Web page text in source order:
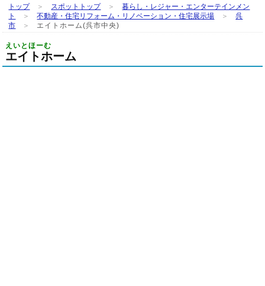
トップ＞ スポットトップ＞暮らし・レジャー・エンターテインメン
ト
＞不動産・住宅リフォーム・リノベーション・住宅展示場 ＞呉
市 ＞ エイトホーム(呉市中央)
えいとほーむ
エイトホーム